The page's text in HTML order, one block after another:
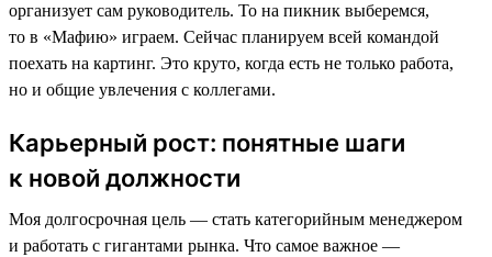
организует сам руководитель. То на пикник выберемся,
то в «Мафию» играем. Сейчас планируем всей командой
поехать на картинг. Это круто, когда есть не только работа,
но и общие увлечения с коллегами.
Карьерный рост: понятные шаги
к новой должности
Моя долгосрочная цель — стать категорийным менеджером
и работать с гигантами рынка. Что самое важное —